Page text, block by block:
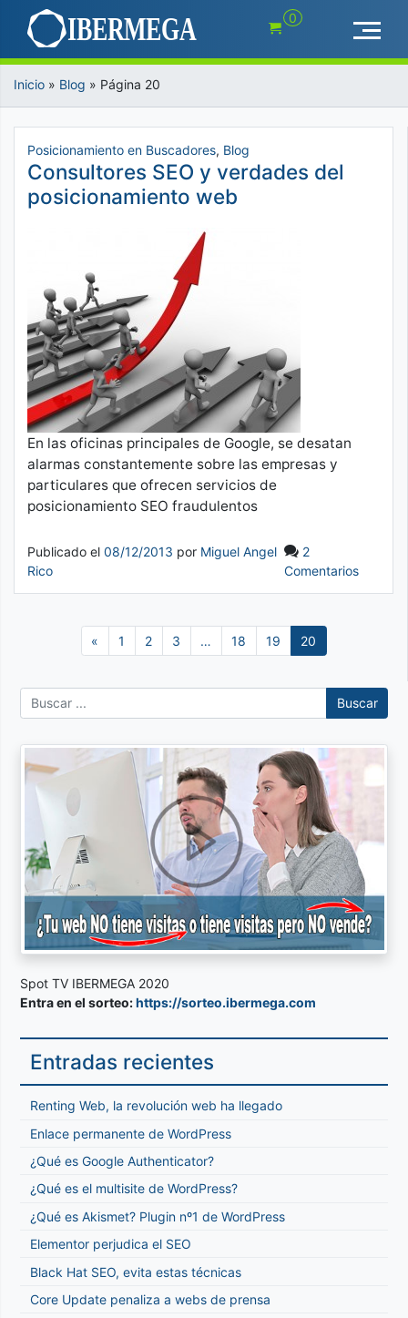
contenido
0
Inicio » Blog » Página 20
Posicionamiento en Buscadores, Blog
Consultores SEO y verdades del
posicionamiento web
En las oficinas principales de Google, se desatan
alarmas constantemente sobre las empresas y
particulares que ofrecen servicios de
posicionamiento SEO fraudulentos
Publicado el 08/12/2013 por Miguel Angel
Rico
2
Comentarios
« 1 2 3 … 18 19 20
Buscar
Spot TV IBERMEGA 2020
Entra en el sorteo:https://sorteo.ibermega.com
Entradas recientes
Renting Web, la revolución web ha llegado
Enlace permanente de WordPress
¿Qué es Google Authenticator?
¿Qué es el multisite de WordPress?
¿Qué es Akismet? Plugin nº1 de WordPress
Elementor perjudica el SEO
Black Hat SEO, evita estas técnicas
Core Update penaliza a webs de prensa